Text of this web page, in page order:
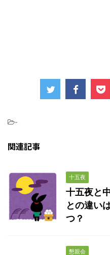
-
関連記事
十五夜
十五夜と
との違い
つ？
懇親会